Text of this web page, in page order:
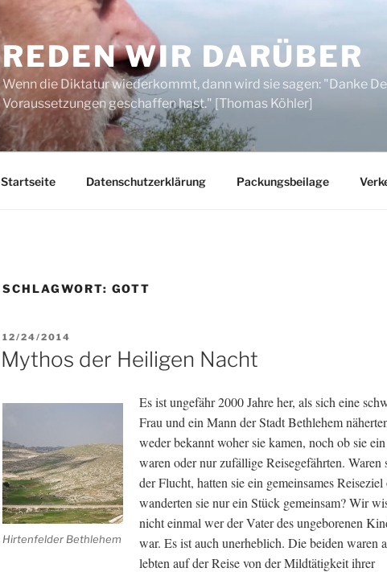
REDEN WIR DARÜBER
Wenn die Diktatur wiederkommt, dann wird sie sagen: "Danke
Voraussetzungen geschaffen hast." [Thomas Köhler]
Startseite Datenschutzerklärung Packungsbeilage
SCHLAGWORT: GOTT
VERÖFFENTLICHT
AM
12/24/2014
Mythos der Heiligen Nacht
Hirtenfelder Bethlehem
Es ist ungefähr 2000 Jahre her, als sich eine
Frau und ein Mann der Stadt Bethlehem
weder bekannt woher sie kamen, noch ob sie
waren oder nur zufällige Reisegefährten. Waren
der Flucht, hatten sie ein gemeinsames Reiseziel
wanderten sie nur ein Stück gemeinsam? Wir
nicht einmal wer der Vater des ungeborenen
war. Es ist auch unerheblich. Die beiden waren
lebten auf der Reise von der Mildtätigkeit ihrer